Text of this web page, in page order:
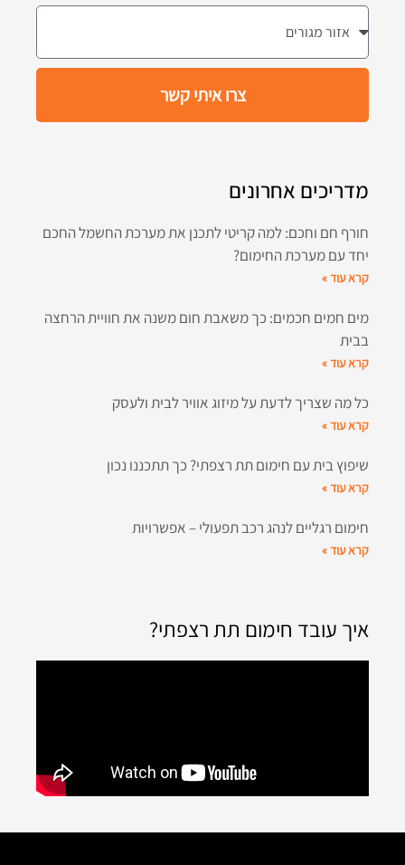
צרו איתי קשר
מדריכים אחרונים
חורף חם וחכם: למה קריטי לתכנן את מערכת החשמל החכם
יחד עם מערכת החימום?
קרא עוד »
מים חמים חכמים: כך משאבת חום משנה את חוויית הרחצה
בבית
קרא עוד »
כל מה שצריך לדעת על מיזוג אוויר לבית ולעסק
קרא עוד »
שיפוץ בית עם חימום תת רצפתי? כך תתכננו נכון
קרא עוד »
חימום רגליים לנהג רכב תפעולי – אפשרויות
קרא עוד »
איך עובד חימום תת רצפתי?